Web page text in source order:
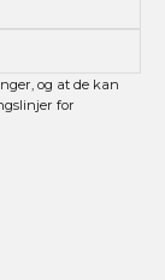
og at de kan
for